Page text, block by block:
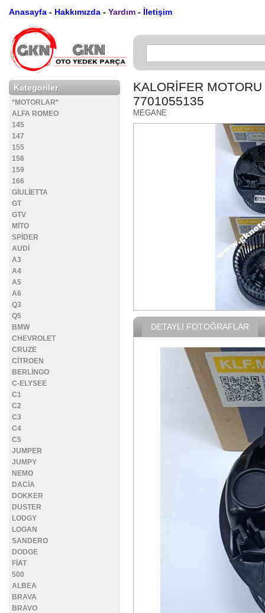
Anasayfa - Hakkımızda - Yardım - İletişim
Kategoriler
*MOTORLAR*
ALFA ROMEO
145
147
155
156
159
166
GİULİETTA
GT
GTV
MİTO
SPİDER
AUDİ
A3
A4
A5
A6
Q3
Q5
BMW
CHEVROLET
CRUZE
CİTROEN
BERLİNGO
C-ELYSEE
C1
C2
C3
C4
C5
JUMPER
JUMPY
NEMO
DACİA
DOKKER
DUSTER
LODGY
LOGAN
SANDERO
DODGE
FİAT
500
ALBEA
BRAVA
BRAVO
KALORİFER
7701055135
MEGANE
DETAYLI FOTOĞRAFLAR